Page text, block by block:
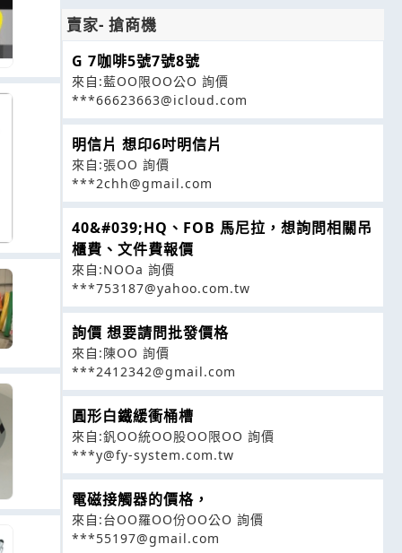
賣家- 搶商機
G 7咖啡5號7號8號
來自:藍OO限OO公O 詢價
***66623663@icloud.com
明信片 想印6吋明信片
來自:張OO 詢價
***2chh@gmail.com
40&#039;HQ、FOB 馬尼拉，想詢問相關吊
櫃費、文件費報價
來自:NOOa 詢價
***753187@yahoo.com.tw
詢價 想要請問批發價格
來自:陳OO 詢價
***2412342@gmail.com
圓形白鐵緩衝桶槽
來自:釩OO統OO股OO限OO 詢價
***y@fy-system.com.tw
電磁接觸器的價格，
來自:台OO羅OO份OO公O 詢價
***55197@gmail.com